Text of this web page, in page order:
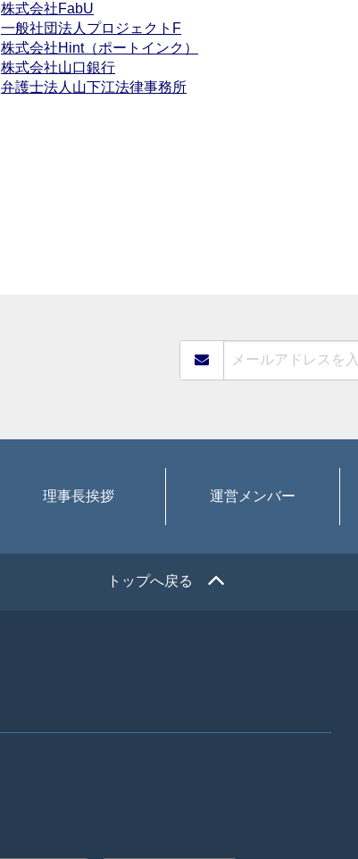
株式会社FabU
一般社団法人プロジェクトF
株式会社Hint（ポートインク）
株式会社山口銀行
弁護士法人山下江法律事務所
理事長挨拶 運営メンバー
トップへ戻る